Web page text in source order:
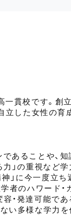
貫校です。創
立した女性の育
あることや、
力」の重視など
神」に今一度立
者のハワード
・発達可能であ
い多様な学力